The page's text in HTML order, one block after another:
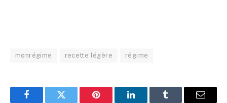
monrégime recette légère régime